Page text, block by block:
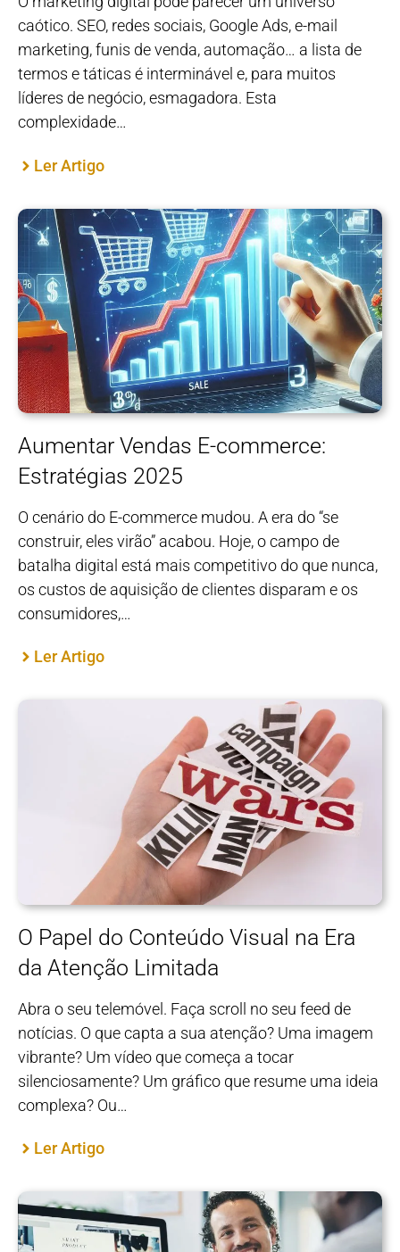
caótico. SEO, redes sociais, Google Ads, e-mail
marketing, funis de venda, automação… a lista de
termos e táticas é interminável e, para muitos
líderes de negócio, esmagadora. Esta
complexidade…
Ler Artigo
Aumentar Vendas E-commerce:
Estratégias 2025
O cenário do E-commerce mudou. A era do “se
construir, eles virão” acabou. Hoje, o campo de
batalha digital está mais competitivo do que nunca,
os custos de aquisição de clientes disparam e os
consumidores,…
Ler Artigo
O Papel do Conteúdo Visual na Era
da Atenção Limitada
Abra o seu telemóvel. Faça scroll no seu feed de
notícias. O que capta a sua atenção? Uma imagem
vibrante? Um vídeo que começa a tocar
silenciosamente? Um gráfico que resume uma ideia
complexa? Ou…
Ler Artigo